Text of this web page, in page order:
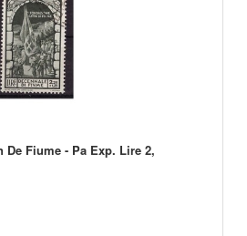
De Fiume - Pa Exp. Lire 2,